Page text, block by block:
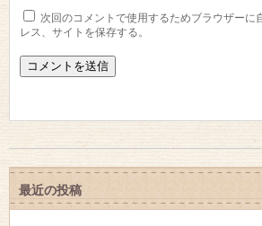
次回のコメントで使用するためブラウザーに
レス、サイトを保存する。
最近の投稿